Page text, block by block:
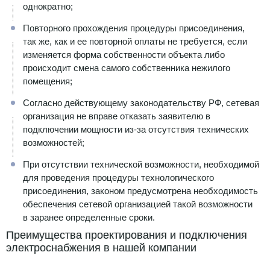
однократно;
Повторного прохождения процедуры присоединения,
так же, как и ее повторной оплаты не требуется, если
изменяется форма собственности объекта либо
происходит смена самого собственника нежилого
помещения;
Согласно действующему законодательству РФ, сетевая
организация не вправе отказать заявителю в
подключении мощности из-за отсутствия технических
возможностей;
При отсутствии технической возможности, необходимой
для проведения процедуры технологического
присоединения, законом предусмотрена необходимость
обеспечения сетевой организацией такой возможности
в заранее определенные сроки.
Преимущества проектирования и подключения
электроснабжения в нашей компании